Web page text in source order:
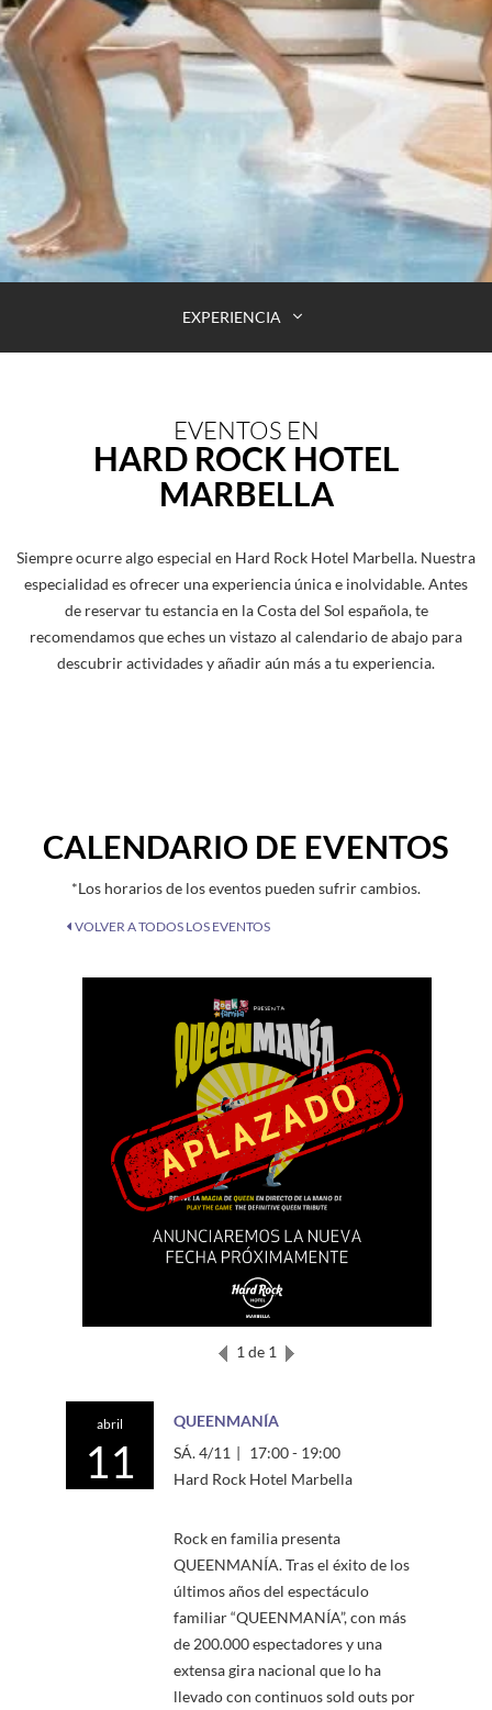
EXPERIENCIA
EVENTOS EN
HARD ROCK HOTEL
MARBELLA
Siempre ocurre algo especial en Hard Rock Hotel Marbella. Nuestra
especialidad es ofrecer una experiencia única e inolvidable. Antes
de reservar tu estancia en la Costa del Sol española, te
recomendamos que eches un vistazo al calendario de abajo para
descubrir actividades y añadir aún más a tu experiencia.
CALENDARIO DE EVENTOS
*Los horarios de los eventos pueden sufrir cambios.
VOLVER A TODOS LOS EVENTOS
1 de 1
abril
11
QUEENMANÍA
SÁ. 4/11
17:00 - 19:00
Hard Rock Hotel Marbella
Rock en familia presenta
QUEENMANÍA. Tras el éxito de los
últimos años del espectáculo
familiar “QUEENMANÍA”, con más
de 200.000 espectadores y una
extensa gira nacional que lo ha
llevado con continuos sold outs por